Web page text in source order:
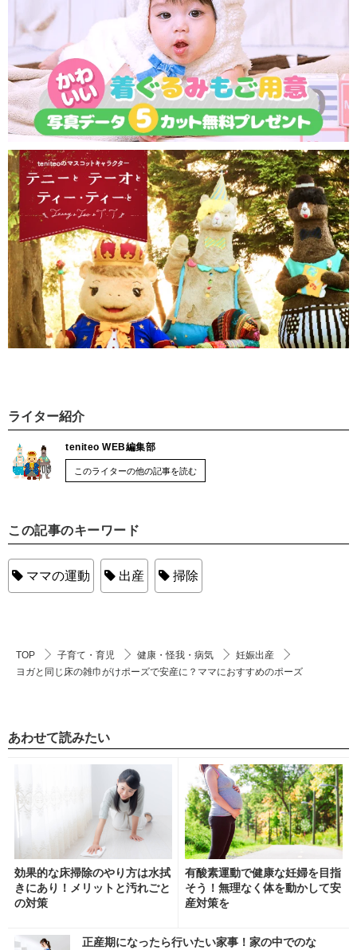
ライター紹介
teniteo WEB編集部
このライターの他の記事を読む
この記事のキーワード
ママの運動 出産 掃除
TOP 子育て・育児 健康・怪我・病気
妊娠出産
ヨガと同じ床の雑巾がけポーズで安産に？ママにおすすめのポーズ
あわせて読みたい
効果的な床掃除のやり方は水拭
きにあり！メリットと汚れごと
の対策
有酸素運動で健康な妊婦を目指
そう！無理なく体を動かして安
産対策を
正産期になったら行いたい家事！家の中でのな